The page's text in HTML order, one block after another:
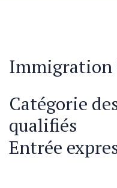
Immigration
Catégorie
qualifiés
Entrée